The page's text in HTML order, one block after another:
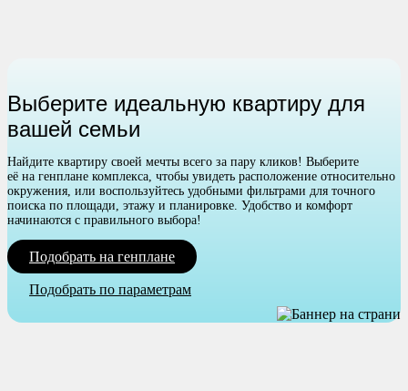
Выберите идеальную квартиру для
вашей семьи
Найдите квартиру своей мечты всего за пару кликов! Выберите
её на генплане комплекса, чтобы увидеть расположение относительно
окружения, или воспользуйтесь удобными фильтрами для точного
поиска по площади, этажу и планировке. Удобство и комфорт
начинаются с правильного выбора!
Подобрать на генплане
Подобрать по параметрам